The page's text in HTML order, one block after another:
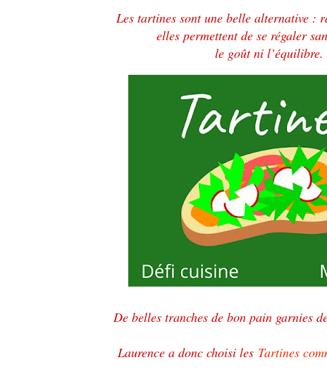
Les tartines sont une belle alternative :
elles permettent de se régaler
le goût ni l’équilibre.
De belles tranches de bon pain garnies
Laurence a donc choisi les Tartines